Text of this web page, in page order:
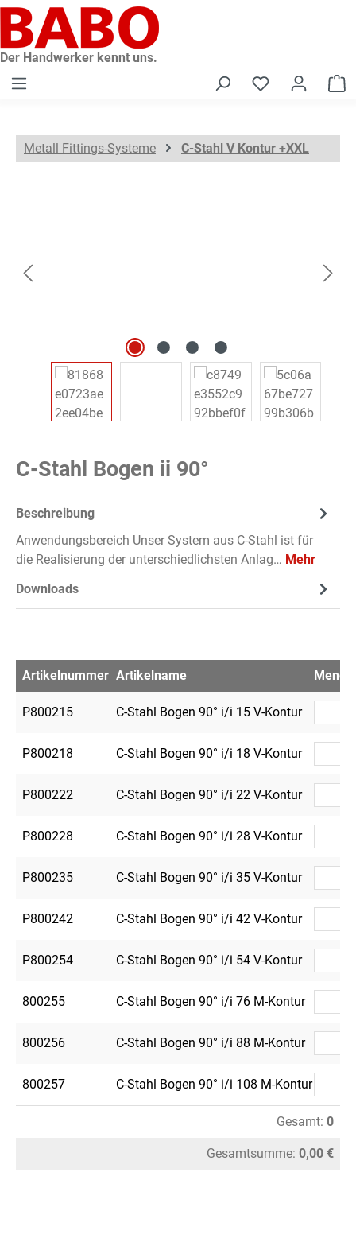
springen
Der Handwerker kennt uns.
Metall Fittings-Systeme C-Stahl V Kontur +XXL
C-Stahl Bogen ii 90°
Beschreibung
Anwendungsbereich Unser System aus C-Stahl ist für
die Realisierung der unterschiedlichsten Anlag… Mehr
Downloads
Artikelnummer Artikelname Menge
P800215 C-Stahl Bogen 90° i/i 15 V-Kontur
P800218 C-Stahl Bogen 90° i/i 18 V-Kontur
P800222 C-Stahl Bogen 90° i/i 22 V-Kontur
P800228 C-Stahl Bogen 90° i/i 28 V-Kontur
P800235 C-Stahl Bogen 90° i/i 35 V-Kontur
P800242 C-Stahl Bogen 90° i/i 42 V-Kontur
P800254 C-Stahl Bogen 90° i/i 54 V-Kontur
800255 C-Stahl Bogen 90° i/i 76 M-Kontur
800256 C-Stahl Bogen 90° i/i 88 M-Kontur
800257 C-Stahl Bogen 90° i/i 108 M-Kontur
Gesamt: 0
Gesamtsumme: 0,00 €